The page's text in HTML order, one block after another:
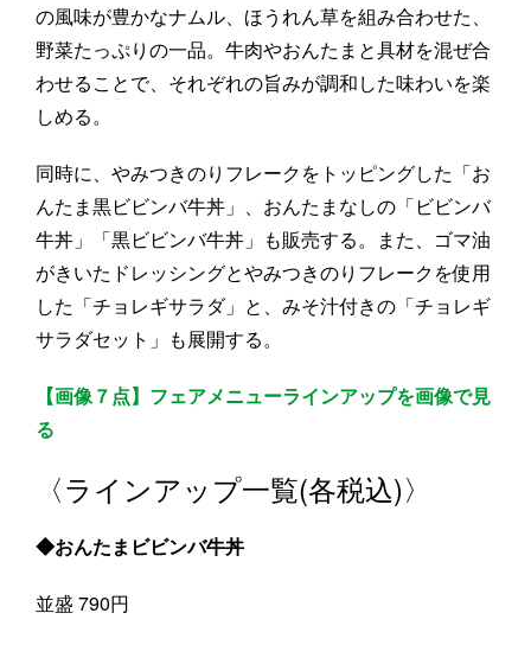
の風味が豊かなナムル、ほうれん草を組み合わせた、
野菜たっぷりの一品。牛肉やおんたまと具材を混ぜ合
わせることで、それぞれの旨みが調和した味わいを楽
しめる。
同時に、やみつきのりフレークをトッピングした「お
んたま黒ビビンバ牛丼」、おんたまなしの「ビビンバ
牛丼」「黒ビビンバ牛丼」も販売する。また、ゴマ油
がきいたドレッシングとやみつきのりフレークを使用
した「チョレギサラダ」と、みそ汁付きの「チョレギ
サラダセット」も展開する。
【画像７点】フェアメニューラインアップを画像で見
る
〈ラインアップ一覧(各税込)〉
◆おんたまビビンバ牛丼
並盛 790円